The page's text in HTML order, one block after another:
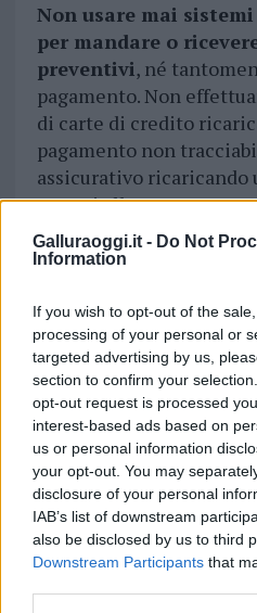
Galluraoggi.it - Do Not
Information
If you wish to opt-out of the
processing of your personal or
targeted advertising by us,
section to confirm your
opt-out request is processed
interest-based ads based on
us or personal information
your opt-out. You may
disclosure of your personal
IAB’s list of downstream
also be disclosed by us to third
Downstream Participants that
Non usare mai
per mandare o
preventivi, né
pagamento. Non
di carte di credito
pagamento non
assicurativo ricaricando
magari alle Poste o
vietato dalla normativa.
dubbi,prima di
l’intermediario sono
elenchi o registri,
avvisi relativi a casi di
non autorizzate e siti
alla disciplina
il Contact Center
800.48.66.61.
Queste truffe
molti danni ai
operano lecitamente